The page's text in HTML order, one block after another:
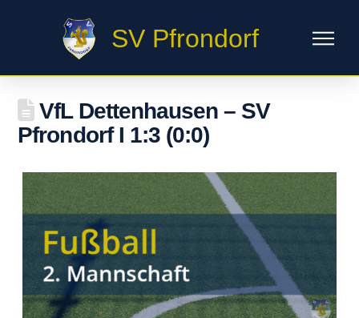
SV Pfrondorf
VfL Dettenhausen – SV
Pfrondorf I 1:3 (0:0)